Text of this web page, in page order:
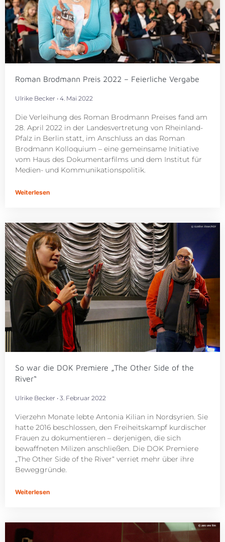
Roman Brodmann Preis 2022 – Feierliche Vergabe
Ulrike Becker 4. Mai 2022
Die Verleihung des Roman Brodmann Preises fand am
28. April 2022 in der Landesvertretung von Rheinland-
Pfalz in Berlin statt, im Anschluss an das Roman
Brodmann Kolloquium – eine gemeinsame Initiative
vom Haus des Dokumentarfilms und dem Institut für
Medien- und Kommunikationspolitik.
Weiterlesen
So war die DOK Premiere „The Other Side of the
River“
Ulrike Becker 3. Februar 2022
Vierzehn Monate lebte Antonia Kilian in Nordsyrien. Sie
hatte 2016 beschlossen, den Freiheitskampf kurdischer
Frauen zu dokumentieren – derjenigen, die sich
bewaffneten Milizen anschließen. Die DOK Premiere
„The Other Side of the River“ verriet mehr über ihre
Beweggründe.
Weiterlesen